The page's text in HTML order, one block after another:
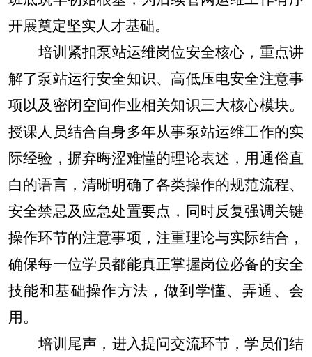
开展奠定坚实人才基础。
培训紧扣泵站运维岗位安全核心，重点讲
解了泵站运行安全知识、高低压电安全注意事
项以及密闭空间作业相关知识三大核心模块。
授课人员结合自身多年从事泵站运维工作的实
际经验，摒弃晦涩难懂的理论表述，用通俗直
白的语言，清晰明确了各类操作的规范流程、
安全禁忌及应急处置要点，同时反复强调关键
操作环节的注意事项，注重理论与实际结合，
确保每一位学员都能真正掌握岗位必备的安全
技能和基础操作方法，做到学懂、弄通、会
用。
培训尾声，进入提问交流环节，学员们结